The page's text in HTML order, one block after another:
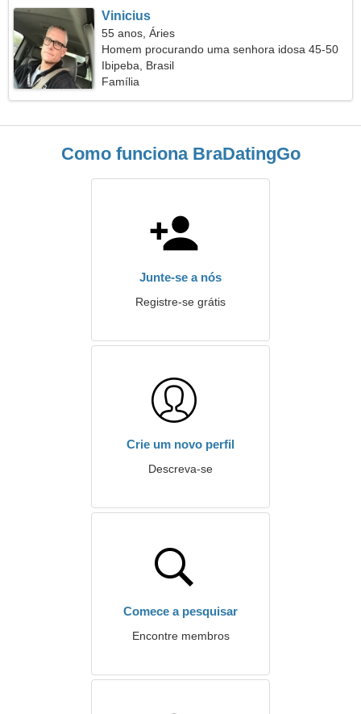
Vinicius
55 anos, Áries
Homem procurando uma senhora idosa 45-50
Ibipeba, Brasil
Família
Como funciona BraDatingGo
Junte-se a nós
Registre-se grátis
Crie um novo perfil
Descreva-se
Comece a pesquisar
Encontre membros